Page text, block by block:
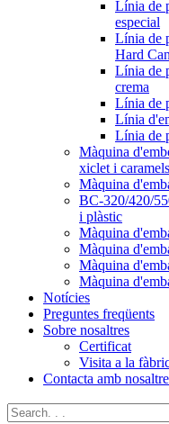
Línia de
especial
Línia de
Hard
Línia de
crema
Línia de
Línia
Línia de
Màquina
xiclet i
Màquina
BC-320/420/
i plàstic
Màquina
Màquina
Màquina
Màquina
Notícies
Preguntes freqüents
Sobre nosaltres
Certificat
Visita a la
Contacta amb